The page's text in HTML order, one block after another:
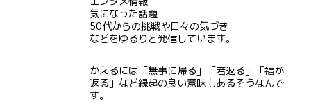
気になった話題
50代からの挑戦や日々の気づき
などをゆるりと発信しています。
かえるには「無事に帰る」「若返る」「福が
返る」など縁起の良い意味もあるそうなんで
す。